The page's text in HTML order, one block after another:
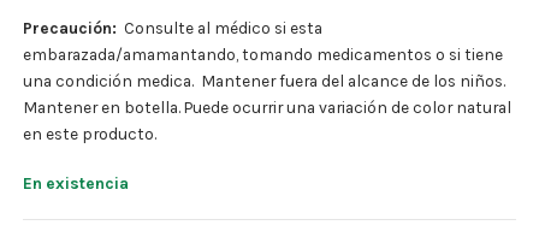
Estados De Ánimo
Control Del Peso
Precaución: Consulte al médico si esta
embarazada/amamantando, tomando medicamentos o si tiene
una condición medica. Mantener fuera del alcance de los niños.
Mantener en botella. Puede ocurrir una variación de color natural
en este producto.
En existencia